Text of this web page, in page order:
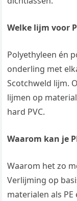
Welke lijm voor
Polyethyleen én
onderling met
Scotchweld lijm.
lijmen op
hard PVC.
Waarom kan je
Waarom het zo
Verlijming op
materialen als